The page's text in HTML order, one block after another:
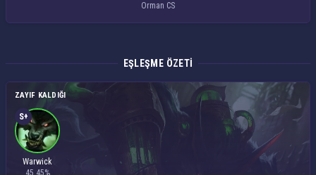
Orman CS
EŞLEŞME ÖZETI
ZAYIF KALDIĞI
S+
Warwick
45.45%